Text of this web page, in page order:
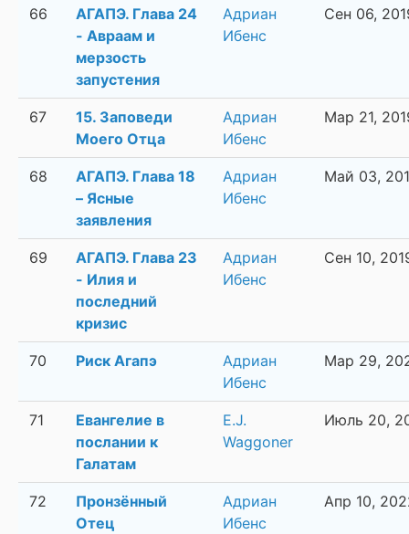
66
АГАПЭ. Глава 24
- Авраам и
мерзость
запустения
Адриан
Ибенс
Сен 06,
67
15. Заповеди
Моего Отца
Адриан
Ибенс
Мар 21,
68
АГАПЭ. Глава 18
– Ясные
заявления
Адриан
Ибенс
Май 03,
69
АГАПЭ. Глава 23
- Илия и
последний
кризис
Адриан
Ибенс
Сен 10,
70 Риск Агапэ
Адриан
Ибенс
Мар 29,
71
Евангелие в
послании к
Галатам
E.J.
Waggoner
Июль 20,
72
Пронзённый
Отец
Адриан
Ибенс
Апр 10,